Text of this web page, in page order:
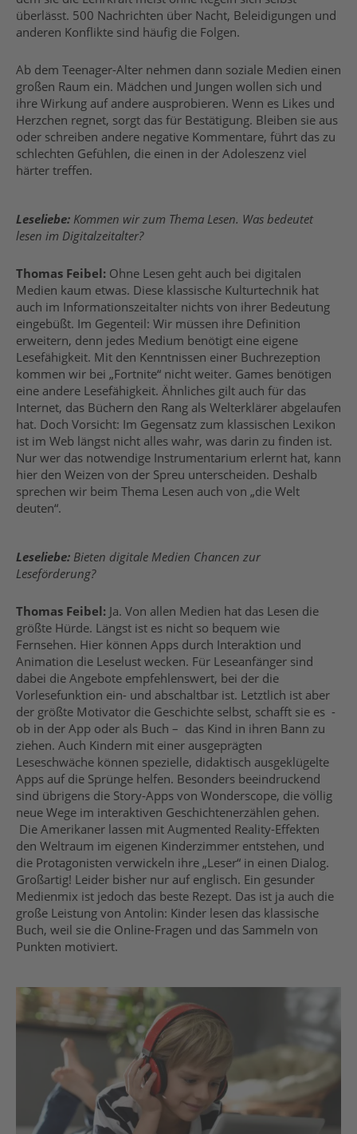
überlässt. 500 Nachrichten über Nacht, Beleidigungen und
anderen Konflikte sind häufig die Folgen.
Ab dem Teenager-Alter nehmen dann soziale Medien einen
großen Raum ein. Mädchen und Jungen wollen sich und
ihre Wirkung auf andere ausprobieren. Wenn es Likes und
Herzchen regnet, sorgt das für Bestätigung. Bleiben sie aus
oder schreiben andere negative Kommentare, führt das zu
schlechten Gefühlen, die einen in der Adoleszenz viel
härter treffen.
Leseliebe: Kommen wir zum Thema Lesen. Was bedeutet
lesen im Digitalzeitalter?
Thomas Feibel: Ohne Lesen geht auch bei digitalen
Medien kaum etwas. Diese klassische Kulturtechnik hat
auch im Informationszeitalter nichts von ihrer Bedeutung
eingebüßt. Im Gegenteil: Wir müssen ihre Definition
erweitern, denn jedes Medium benötigt eine eigene
Lesefähigkeit. Mit den Kenntnissen einer Buchrezeption
kommen wir bei „Fortnite“ nicht weiter. Games benötigen
eine andere Lesefähigkeit. Ähnliches gilt auch für das
Internet, das Büchern den Rang als Welterklärer abgelaufen
hat. Doch Vorsicht: Im Gegensatz zum klassischen Lexikon
ist im Web längst nicht alles wahr, was darin zu finden ist.
Nur wer das notwendige Instrumentarium erlernt hat, kann
hier den Weizen von der Spreu unterscheiden. Deshalb
sprechen wir beim Thema Lesen auch von „die Welt
deuten“.
Leseliebe: Bieten digitale Medien Chancen zur
Leseförderung?
Thomas Feibel: Ja. Von allen Medien hat das Lesen die
größte Hürde. Längst ist es nicht so bequem wie
Fernsehen. Hier können Apps durch Interaktion und
Animation die Leselust wecken. Für Leseanfänger sind
dabei die Angebote empfehlenswert, bei der die
Vorlesefunktion ein- und abschaltbar ist. Letztlich ist aber
der größte Motivator die Geschichte selbst, schafft sie es -
ob in der App oder als Buch – das Kind in ihren Bann zu
ziehen. Auch Kindern mit einer ausgeprägten
Leseschwäche können spezielle, didaktisch ausgeklügelte
Apps auf die Sprünge helfen. Besonders beeindruckend
sind übrigens die Story-Apps von Wonderscope, die völlig
neue Wege im interaktiven Geschichtenerzählen gehen.
Die Amerikaner lassen mit Augmented Reality-Effekten
den Weltraum im eigenen Kinderzimmer entstehen, und
die Protagonisten verwickeln ihre „Leser“ in einen Dialog.
Großartig! Leider bisher nur auf englisch. Ein gesunder
Medienmix ist jedoch das beste Rezept. Das ist ja auch die
große Leistung von Antolin: Kinder lesen das klassische
Buch, weil sie die Online-Fragen und das Sammeln von
Punkten motiviert.